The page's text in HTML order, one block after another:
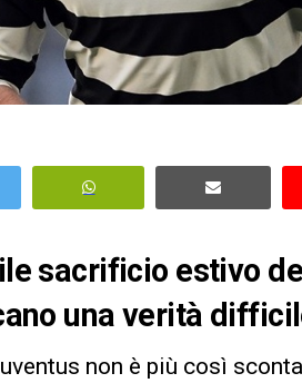
sacrificio estivo
una verità
non è più così